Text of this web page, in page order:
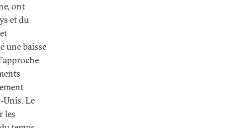
ont
et du
une baisse
Unis. Le
les